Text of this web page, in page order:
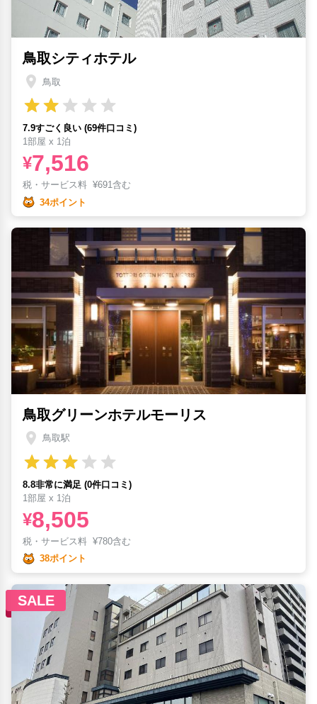
鳥取シティホテル
鳥取
7.9すごく良い (69件口コミ)
1部屋 x 1泊
¥7,516
税・サービス料 ¥691含む
34ポイント
鳥取グリーンホテルモーリス
鳥取駅
8.8非常に満足 (0件口コミ)
1部屋 x 1泊
¥8,505
税・サービス料 ¥780含む
38ポイント
SALE